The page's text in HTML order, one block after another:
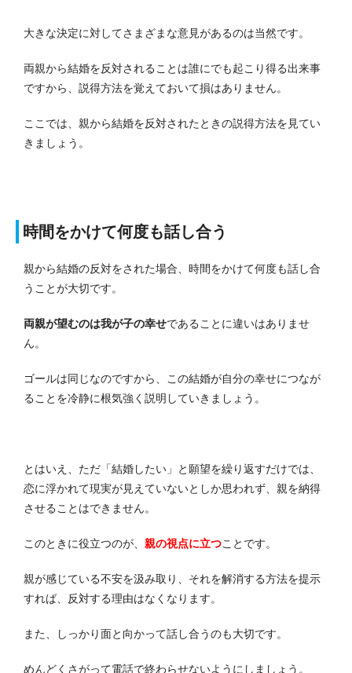
大きな決定に対してさまざまな意見があるのは当然です。
両親から結婚を反対されることは誰にでも起こり得る出来事
ですから、説得方法を覚えておいて損はありません。
ここでは、親から結婚を反対されたときの説得方法を見てい
きましょう。
時間をかけて何度も話し合う
親から結婚の反対をされた場合、時間をかけて何度も話し合
うことが大切です。
両親が望むのは我が子の幸せであることに違いはありませ
ん。
ゴールは同じなのですから、この結婚が自分の幸せにつなが
ることを冷静に根気強く説明していきましょう。
とはいえ、ただ「結婚したい」と願望を繰り返すだけでは、
恋に浮かれて現実が見えていないとしか思われず、親を納得
させることはできません。
このときに役立つのが、 親の視点に立つことです。
親が感じている不安を汲み取り、それを解消する方法を提示
すれば、反対する理由はなくなります。
また、しっかり面と向かって話し合うのも大切です。
めんどくさがって電話で終わらせないようにしましょう。